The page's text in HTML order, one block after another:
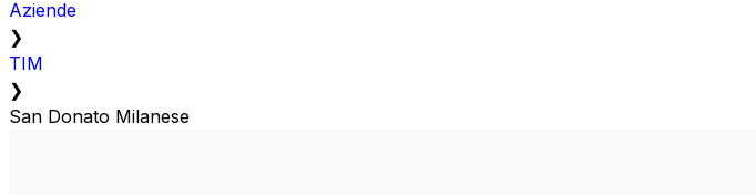
Aziende
❯
TIM
❯
San Donato Milanese